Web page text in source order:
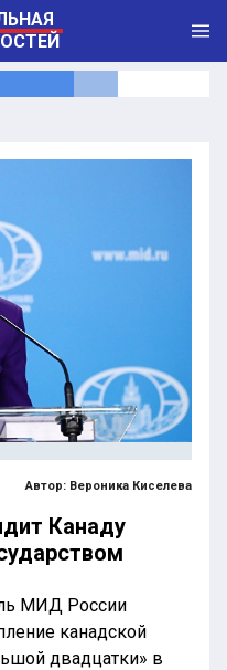
Автор: Вероника Киселева
Канаду
МИД России
канадской
двадцатки» в